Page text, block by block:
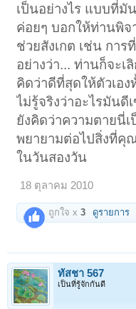
เป็นอย่างไร แบบที่มั
ค่อยๆ บอกให้ท่านพิจ
ช่วยสังเกต เช่น กา
อย่างว่า... ท่านก็จะเ
คิดว่าดีที่สุดให้ตัวเอ
ไม่รู้จริงว่าอะไรมัน
ยังคิดว่าความตายนี่เ
พยายามต่อไปสิ่งที่คุ
ในวันสองวัน
18 ตุลาคม 2010
ถูกใจ x3 ดูรายการ
ทัสชา 567
เป็นที่รู้จักกันดี